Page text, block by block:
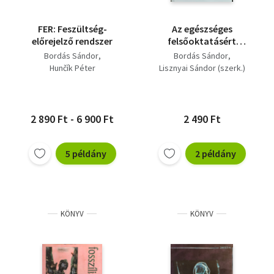
FER: Feszültség-
előrejelző rendszer
Bordás Sándor
Hunčík Péter
2 890 Ft - 6 900 Ft
5 példány
Az egészséges
felsőoktatásért
határon innen és túl
Bordás Sándor
Lisznyai Sándor (szerk.)
2 490 Ft
2 példány
KÖNYV KÖNYV